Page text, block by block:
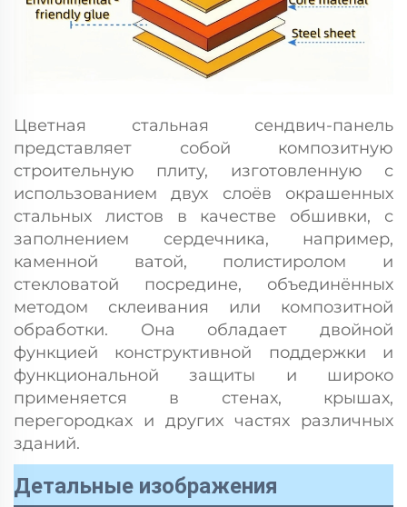
Цветная стальная сендвич-панель
представляет собой композитную
строительную плиту, изготовленную с
использованием двух слоёв окрашенных
стальных листов в качестве обшивки, с
заполнением сердечника, например,
каменной ватой, полистиролом и
стекловатой посредине, объединённых
методом склеивания или композитной
обработки. Она обладает двойной
функцией конструктивной поддержки и
функциональной защиты и широко
применяется в стенах, крышах,
перегородках и других частях различных
зданий.
Детальные изображения